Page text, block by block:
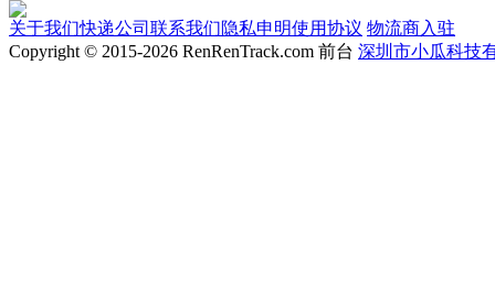
关于我们快递公司 联系我们隐私申明使用协议 物流商入驻
Copyright © 2015-2026 RenRenTrack.com 前台 深圳市小瓜科技